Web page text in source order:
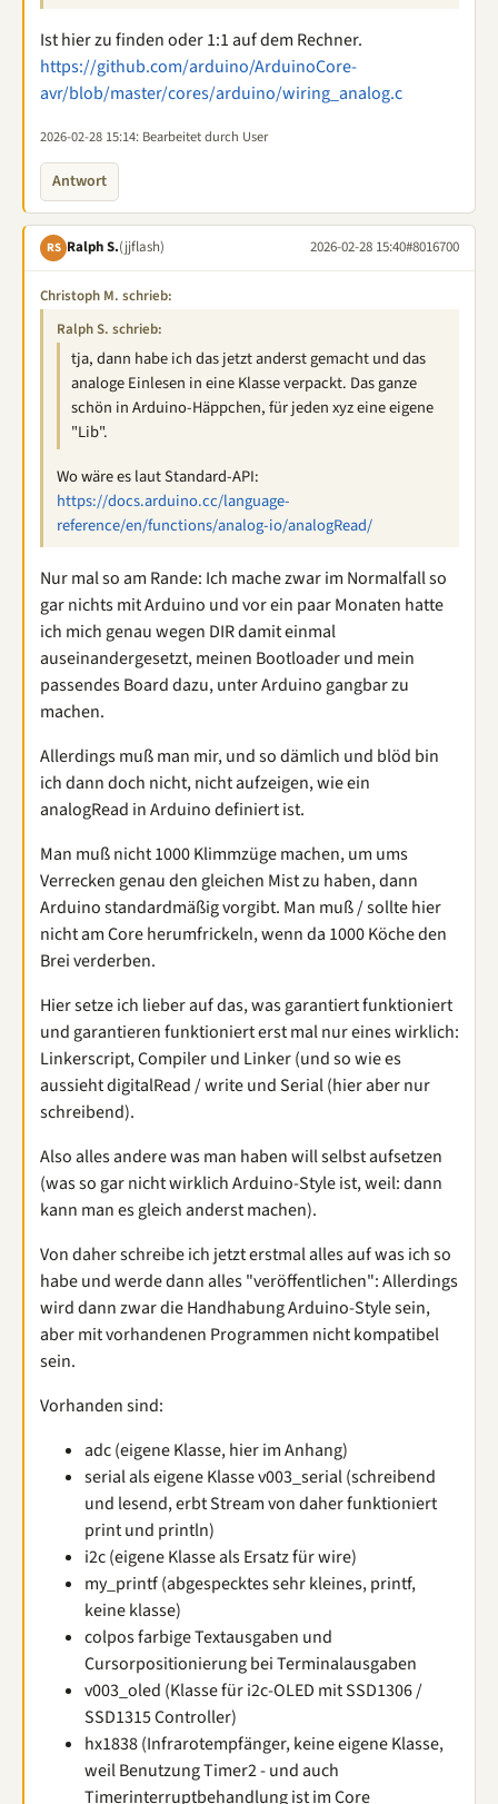
Ist hier zu finden oder 1:1 auf dem Rechner.
https://github.com/arduino/ArduinoCore-
avr/blob/master/cores/arduino/wiring_analog.c
2026-02-28 15:14: Bearbeitet durch User
Antwort
RS Ralph S.(jjflash) 2026-02-28 15:40#8016700
Christoph M. schrieb:
Ralph S. schrieb:
tja, dann habe ich das jetzt anderst gemacht und das
analoge Einlesen in eine Klasse verpackt. Das ganze
schön in Arduino-Häppchen, für jeden xyz eine eigene
"Lib".
Wo wäre es laut Standard-API:
https://docs.arduino.cc/language-
reference/en/functions/analog-io/analogRead/
Nur mal so am Rande: Ich mache zwar im Normalfall so
gar nichts mit Arduino und vor ein paar Monaten hatte
ich mich genau wegen DIR damit einmal
auseinandergesetzt, meinen Bootloader und mein
passendes Board dazu, unter Arduino gangbar zu
machen.
Allerdings muß man mir, und so dämlich und blöd bin
ich dann doch nicht, nicht aufzeigen, wie ein
analogRead in Arduino definiert ist.
Man muß nicht 1000 Klimmzüge machen, um ums
Verrecken genau den gleichen Mist zu haben, dann
Arduino standardmäßig vorgibt. Man muß / sollte hier
nicht am Core herumfrickeln, wenn da 1000 Köche den
Brei verderben.
Hier setze ich lieber auf das, was garantiert funktioniert
und garantieren funktioniert erst mal nur eines wirklich:
Linkerscript, Compiler und Linker (und so wie es
aussieht digitalRead / write und Serial (hier aber nur
schreibend).
Also alles andere was man haben will selbst aufsetzen
(was so gar nicht wirklich Arduino-Style ist, weil: dann
kann man es gleich anderst machen).
Von daher schreibe ich jetzt erstmal alles auf was ich so
habe und werde dann alles "veröffentlichen": Allerdings
wird dann zwar die Handhabung Arduino-Style sein,
aber mit vorhandenen Programmen nicht kompatibel
sein.
Vorhanden sind:
adc (eigene Klasse, hier im Anhang)
serial als eigene Klasse v003_serial (schreibend
und lesend, erbt Stream von daher funktioniert
print und println)
i2c (eigene Klasse als Ersatz für wire)
my_printf (abgespecktes sehr kleines, printf,
keine klasse)
colpos farbige Textausgaben und
Cursorpositionierung bei Terminalausgaben
v003_oled (Klasse für i2c-OLED mit SSD1306 /
SSD1315 Controller)
hx1838 (Infrarotempfänger, keine eigene Klasse,
weil Benutzung Timer2 - und auch
Timerinterruptbehandlung ist im Core